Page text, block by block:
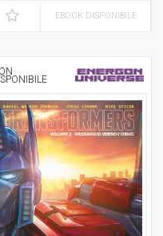
EBOOK DISPONIBILE